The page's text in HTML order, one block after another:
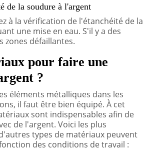
de la soudure à l'argent
à la vérification de l'étanchéité de la
une mise en eau. S'il y a des
zones défaillantes.
pour faire une
?
éléments métalliques dans les
il faut être bien équipé. À cet
sont indispensables afin de
de l'argent. Voici les plus
types de matériaux peuvent
des conditions de travail :